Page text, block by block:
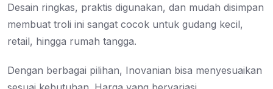
Desain ringkas, praktis digunakan, dan mudah disimpan
membuat troli ini sangat cocok untuk gudang kecil,
retail, hingga rumah tangga.
Dengan berbagai pilihan, Inovanian bisa menyesuaikan